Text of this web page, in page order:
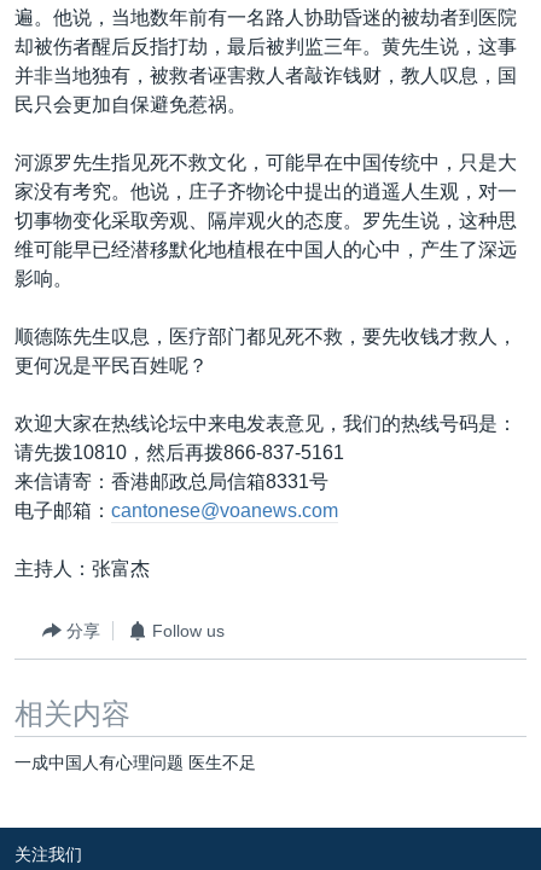
美国之音专访
重要讲话与声明
台海两岸关系
关注西藏
关注新疆
GEN Z 看美国
其他语言网站
遍。他说，当地数年前有一名路人协助昏迷的被劫者到医院
却被伤者醒后反指打劫，最后被判监三年。黄先生说，这事
并非当地独有，被救者诬害救人者敲诈钱财，教人叹息，国
民只会更加自保避免惹祸。
河源罗先生指见死不救文化，可能早在中国传统中，只是大
家没有考究。他说，庄子齐物论中提出的逍遥人生观，对一
切事物变化采取旁观、隔岸观火的态度。罗先生说，这种思
维可能早已经潜移默化地植根在中国人的心中，产生了深远
影响。
顺德陈先生叹息，医疗部门都见死不救，要先收钱才救人，
更何况是平民百姓呢？
欢迎大家在热线论坛中来电发表意见，我们的热线号码是：
请先拨10810，然后再拨866-837-5161
来信请寄：香港邮政总局信箱8331号
电子邮箱： cantonese@voanews.com
主持人：张富杰
分享 Follow us
相关内容
一成中国人有心理问题 医生不足
关注我们